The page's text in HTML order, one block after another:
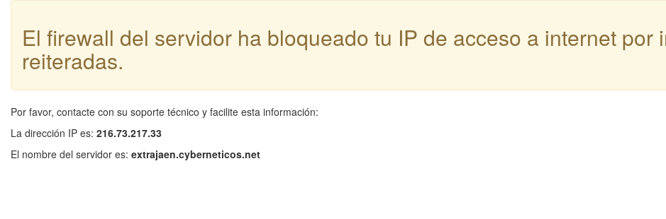
El firewall del servidor ha bloqueado tu IP de acceso a internet por
reiteradas.
Por favor, contacte con su soporte técnico y facilite esta información:
La dirección IP es: 216.73.217.33
El nombre del servidor es: extrajaen.cyberneticos.net